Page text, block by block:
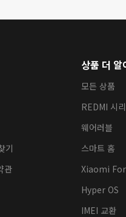
기
관
상품 더 알
모든 상품
REDMI 시
웨어러블
스마트 홈
Xiaomi
Hyper OS
IMEI 교환